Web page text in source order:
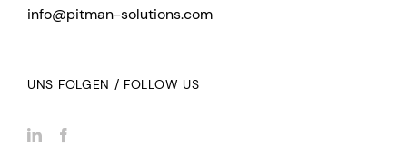
info@pitman-solutions.com
UNS FOLGEN / FOLLOW US